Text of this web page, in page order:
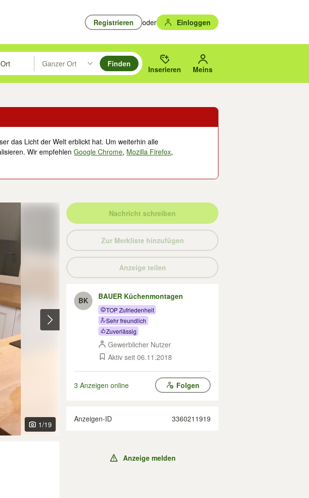
Registrieren oder Einloggen
Pfeiltasten nach oben/unten durchsuchen und mit Eingabetaste auswählen.
Eingabetaste drücken um zu suchen, oder Vorschläge mit den Pfeiltasten nach oben/
Ganzer Ort
Suche im Umkreis des gewählten Orts oder PLZ.
Finden
Inserieren Meins
das Licht der Welt erblickt hat. Um weiterhin alle
Wir empfehlenGoogle Chrome, Mozilla Firefox,
1/19
Nachricht schreiben
Zur Merkliste hinzufügen
Anzeige teilen
BK BAUER Küchenmontagen
TOP Zufriedenheit
Sehr freundlich
Zuverlässig
Gewerblicher Nutzer
Aktiv seit 06.11.2018
3 Anzeigen online Folgen
Anzeigen-ID 3360211919
Anzeige melden